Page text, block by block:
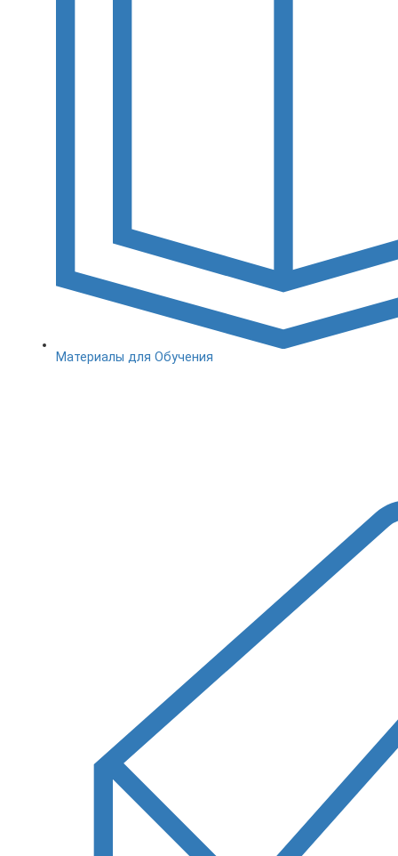
Материалы для Обучения